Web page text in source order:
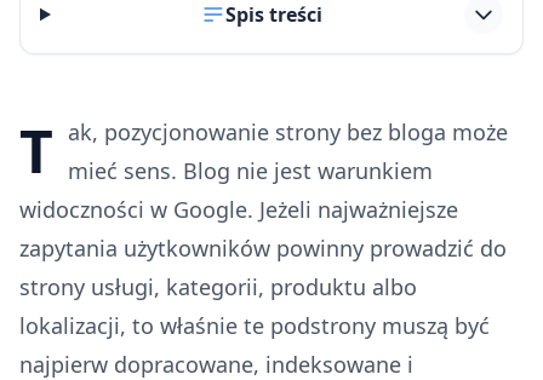
Spis treści
T ak, pozycjonowanie strony bez bloga może
mieć sens. Blog nie jest warunkiem
widoczności w Google. Jeżeli najważniejsze
zapytania użytkowników powinny prowadzić do
strony usługi, kategorii, produktu albo
lokalizacji, to właśnie te podstrony muszą być
najpierw dopracowane, indeksowane i